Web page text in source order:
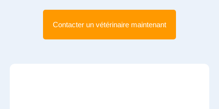
Contacter un vétérinaire maintenant